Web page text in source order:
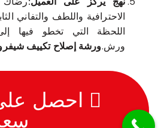
الاحترافية واللطف والتفاني
اللحظة التي تخطو فيها
ورش.ورشة إصلاح تكييف
احصل